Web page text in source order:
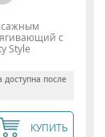
с
Style
доступна после
КУПИТЬ